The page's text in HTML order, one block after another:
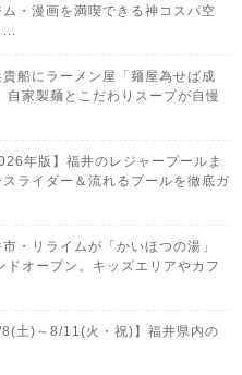
・漫画を満喫できる神コスパ空
貴船にラーメン屋「麺屋為せば成
自家製麺とこだわりスープが自慢
年版】福井のレジャープールま
ライダー＆流れるプールを徹底ガ
市・リライムが「かいほつの湯」
オープン。キッズエリアやカフ
8(土)～8/11(火・祝)】福井県内の